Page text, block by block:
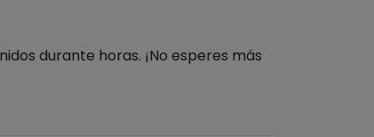
durante horas. ¡No esperes más